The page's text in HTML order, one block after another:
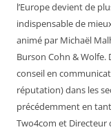
l’Europe devient de
indispensable de
animé par Michaël
Burson Cohn & Wolfe.
conseil en
réputation) dans les
précédemment en
Two4com et Directeur